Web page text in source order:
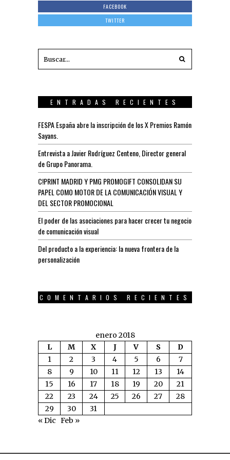
FACEBOOK
TWITTER
ENTRADAS RECIENTES
FESPA España abre la inscripción de los X Premios Ramón
Sayans.
Entrevista a Javier Rodríguez Centeno, Director general
de Grupo Panorama.
C!PRINT MADRID Y PMG PROMOGIFT CONSOLIDAN SU
PAPEL COMO MOTOR DE LA COMUNICACIÓN VISUAL Y
DEL SECTOR PROMOCIONAL
El poder de las asociaciones para hacer crecer tu negocio
de comunicación visual
Del producto a la experiencia: la nueva frontera de la
personalización
COMENTARIOS RECIENTES
enero 2018
L
M X J V S
D
1
2 3 4 5 6
7
8
9 10 11 12 13
14
15
16 17 18 19 20
21
22
23 24 25 26 27
28
29
30
31
« Dic Feb »